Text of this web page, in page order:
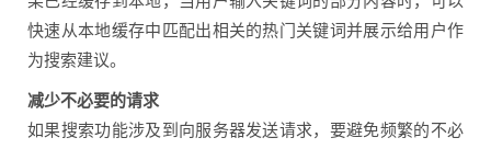
快速从本地缓存中匹配出相关的热门关键词并展示给用户作
为搜索建议。
减少不必要的请求
如果搜索功能涉及到向服务器发送请求，要避免频繁的不必